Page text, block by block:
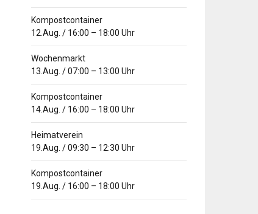
Kompostcontainer
12.Aug. / 16:00 – 18:00 Uhr
Wochenmarkt
13.Aug. /07:00 – 13:00 Uhr
Kompostcontainer
14.Aug. / 16:00 – 18:00 Uhr
Heimatverein
19.Aug. /09:30 – 12:30 Uhr
Kompostcontainer
19.Aug. / 16:00 – 18:00 Uhr